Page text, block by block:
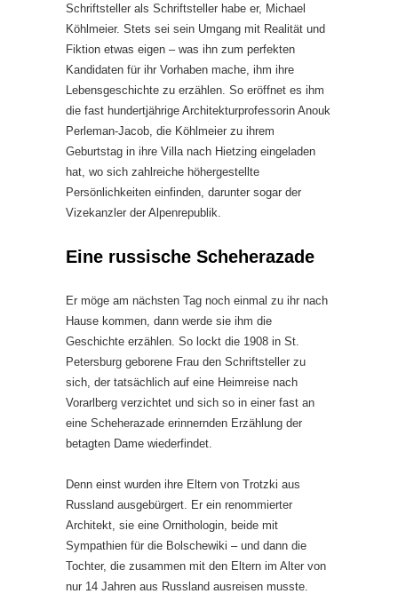
Schriftsteller als Schriftsteller habe er, Michael
Köhlmeier. Stets sei sein Umgang mit Realität und
Fiktion etwas eigen – was ihn zum perfekten
Kandidaten für ihr Vorhaben mache, ihm ihre
Lebensgeschichte zu erzählen. So eröffnet es ihm
die fast hundertjährige Architekturprofessorin Anouk
Perleman-Jacob, die Köhlmeier zu ihrem
Geburtstag in ihre Villa nach Hietzing eingeladen
hat, wo sich zahlreiche höhergestellte
Persönlichkeiten einfinden, darunter sogar der
Vizekanzler der Alpenrepublik.
Eine russische Scheherazade
Er möge am nächsten Tag noch einmal zu ihr nach
Hause kommen, dann werde sie ihm die
Geschichte erzählen. So lockt die 1908 in St.
Petersburg geborene Frau den Schriftsteller zu
sich, der tatsächlich auf eine Heimreise nach
Vorarlberg verzichtet und sich so in einer fast an
eine Scheherazade erinnernden Erzählung der
betagten Dame wiederfindet.
Denn einst wurden ihre Eltern von Trotzki aus
Russland ausgebürgert. Er ein renommierter
Architekt, sie eine Ornithologin, beide mit
Sympathien für die Bolschewiki – und dann die
Tochter, die zusammen mit den Eltern im Alter von
nur 14 Jahren aus Russland ausreisen musste.